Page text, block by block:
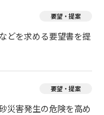
要望・提案
どを求める要望書を提
要望・提案
災害発生の危険を高め